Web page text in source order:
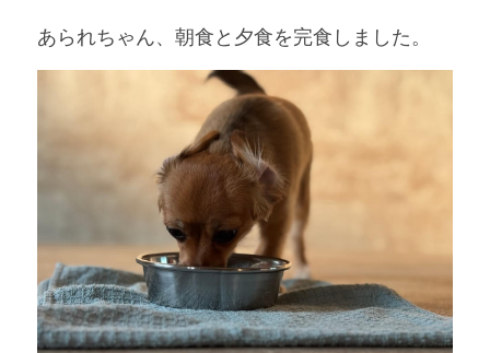
あられちゃん、朝食と夕食を完食しました。